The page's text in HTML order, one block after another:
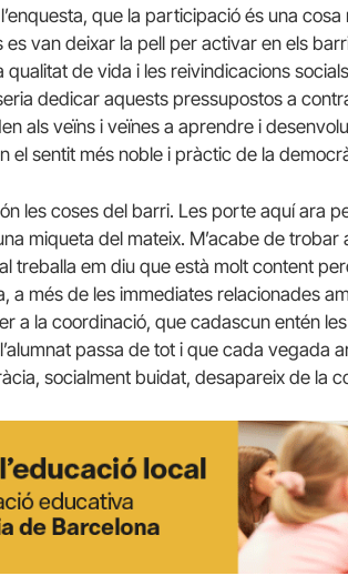
que la participació és una
es van deixar la pell per activar en els
qualitat de vida i les reivindicacions
dedicar aquests pressupostos a
als veïns i veïnes a aprendre i
el sentit més noble i pràctic de la
les coses del barri. Les porte aquí ara
miqueta del mateix. M’acabe de
treballa em diu que està molt content
a més de les immediates relacionades
a la coordinació, que cadascun entén
passa de tot i que cada vegada
socialment buidat, desapareix de la